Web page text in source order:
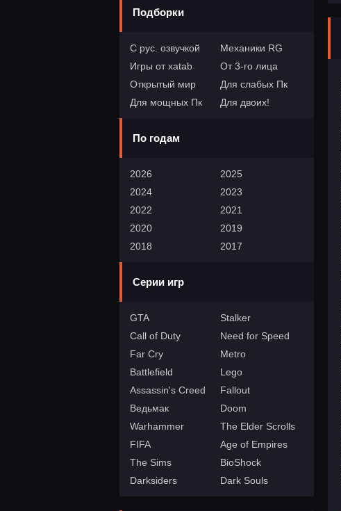
Подборки
С рус. озвучкой
Механики RG
Игры от xatab
От 3-го лица
Открытый мир
Для слабых Пк
Для мощных Пк
Для двоих!
По годам
2026
2025
2024
2023
2022
2021
2020
2019
2018
2017
Серии игр
GTA
Stalker
Call of Duty
Need for Speed
Far Cry
Metro
Battlefield
Lego
Assassin's Creed
Fallout
Ведьмак
Doom
Warhammer
The Elder Scrolls
FIFA
Age of Empires
The Sims
BioShock
Darksiders
Dark Souls